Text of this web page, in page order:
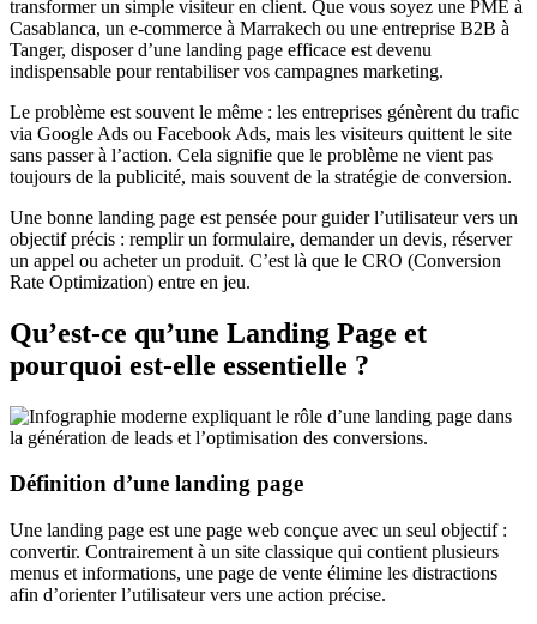
transformer un simple visiteur en client. Que vous soyez une PME à
Casablanca, un e-commerce à Marrakech ou une entreprise B2B à
Tanger, disposer d’une landing page efficace est devenu
indispensable pour rentabiliser vos campagnes marketing.
Le problème est souvent le même : les entreprises génèrent du trafic
via Google Ads ou Facebook Ads, mais les visiteurs quittent le site
sans passer à l’action. Cela signifie que le problème ne vient pas
toujours de la publicité, mais souvent de la stratégie de conversion.
Une bonne landing page est pensée pour guider l’utilisateur vers un
objectif précis : remplir un formulaire, demander un devis, réserver
un appel ou acheter un produit. C’est là que le CRO (Conversion
Rate Optimization) entre en jeu.
Qu’est-ce qu’une Landing Page et
pourquoi est-elle essentielle ?
Définition d’une landing page
Une landing page est une page web conçue avec un seul objectif :
convertir. Contrairement à un site classique qui contient plusieurs
menus et informations, une page de vente élimine les distractions
afin d’orienter l’utilisateur vers une action précise.